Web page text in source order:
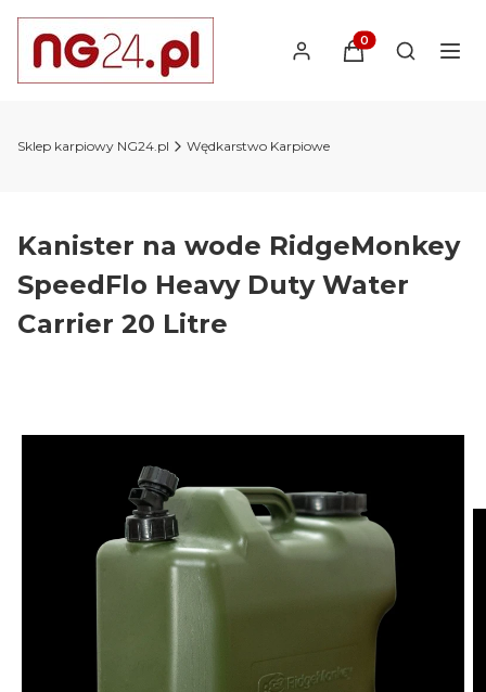
Produkty w
Otwórz
Sklep karpiowy NG24.pl Wędkarstwo Karpiowe
Kanister na wode RidgeMonkey
SpeedFlo Heavy Duty Water
Carrier 20 Litre